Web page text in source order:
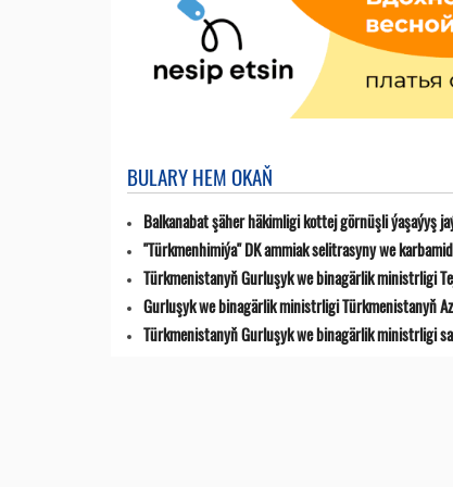
BULARY HEM OKAŇ
Balkanabat şäher häkimligi kottej görnüşli ýaşaýyş
"Türkmenhimiýa" DK ammiak selitrasyny we
Türkmenistanyň Gurluşyk we binagärlik ministrligi
Gurluşyk we binagärlik ministrligi Türkmenistanyň
Türkmenistanyň Gurluşyk we binagärlik ministrligi